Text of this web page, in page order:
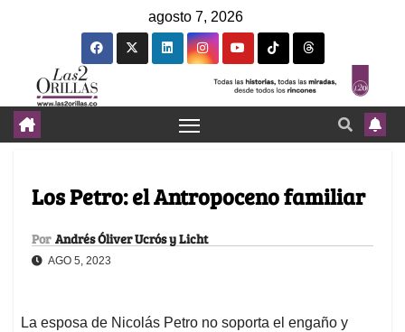
agosto 7, 2026
Los Petro: el Antropoceno familiar
Por Andrés Óliver Ucrós y Licht
AGO 5, 2023
La esposa de Nicolás Petro no soporta el engaño y